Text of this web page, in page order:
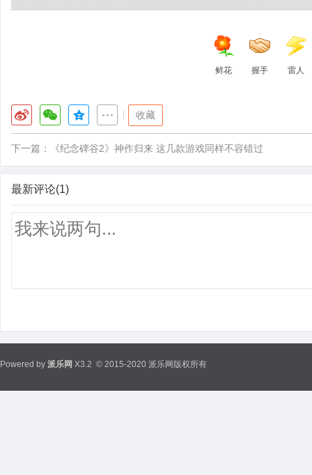
鲜花 握手 雷人
收藏
下一篇： 《纪念碑谷2》神作归来 这几款游戏同样不容错过
最新评论(1)
Powered by 派乐网 X3.2 © 2015-2020 派乐网版权所有